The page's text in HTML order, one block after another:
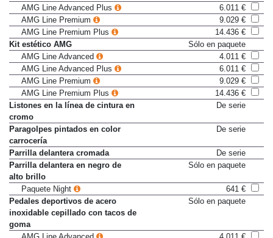
AMG Line Advanced
4.011 €
AMG Line Advanced Plus
6.011 €
AMG Line Premium
9.029 €
AMG Line Premium Plus
14.436 €
Kit estético AMG
Sólo en paquete
AMG Line Advanced
4.011 €
AMG Line Advanced Plus
6.011 €
AMG Line Premium
9.029 €
AMG Line Premium Plus
14.436 €
Listones en la línea de cintura en
cromo
Paragolpes pintados en color
carrocería
Parrilla delantera cromada
De serie
Parrilla delantera en negro de
alto brillo
Paquete Night
641 €
Pedales deportivos de acero
inoxidable cepillado con tacos de
goma